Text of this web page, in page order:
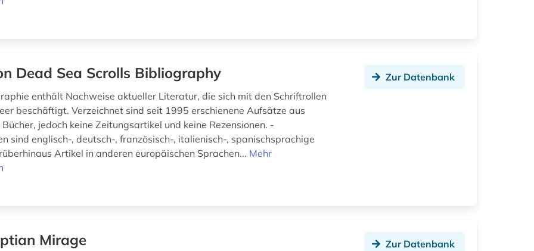
Dead Sea Scrolls Bibliography
enthält Nachweise aktueller Literatur, die sich mit den Schriftrollen
beschäftigt. Verzeichnet sind seit 1995 erschienene Aufsätze aus
jedoch keine Zeitungsartikel und keine Rezensionen. -
sind englisch-, deutsch-, französisch-, italienisch-, spanischsprachige
Artikel in anderen europäischen Sprachen... Mehr
Zur Datenbank
Mirage Zur Datenbank